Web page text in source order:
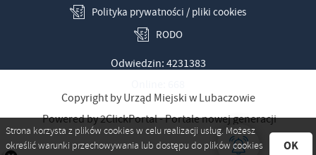
Polityka prywatności / pliki cookies
RODO
Odwiedzin: 4231383
Copyright by Urząd Miejski w Lubaczowie
Powered by2ClickPortal- Portale nowej generacji
Strona korzysta z plików cookies w celu realizacji usług. Możesz
określić warunki przechowywania lub dostępu do plików cookies
OK